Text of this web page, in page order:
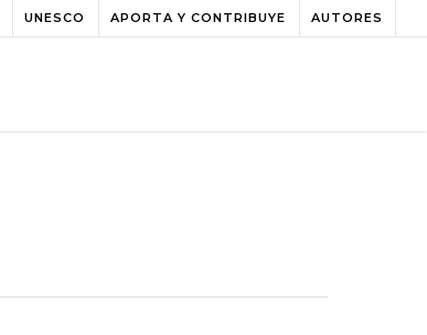
UNESCO APORTA Y CONTRIBUYE AUTORES